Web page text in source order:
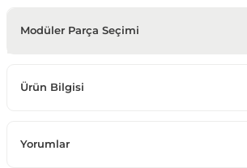
Modüler Parça Seçimi
Ürün Bilgisi
Yorumlar